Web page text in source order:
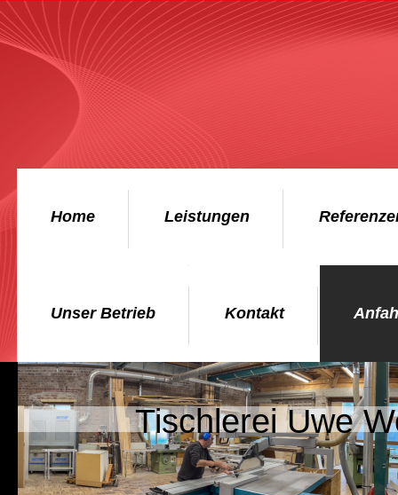
Home Leistungen
Unser Betrieb Kontakt
Tischlerei Uwe